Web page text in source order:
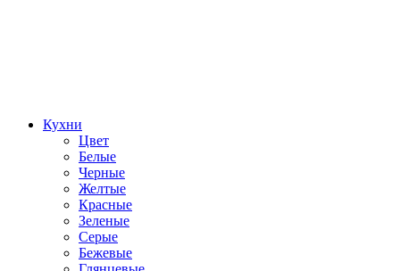
Кухни
Цвет
Белые
Черные
Желтые
Красные
Зеленые
Серые
Бежевые